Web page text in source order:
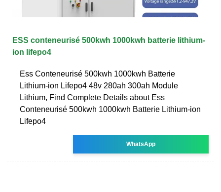
ESS conteneurisé 500kwh 1000kwh batterie lithium-
ion lifepo4
Ess Conteneurisé 500kwh 1000kwh Batterie
Lithium-ion Lifepo4 48v 280ah 300ah Module
Lithium, Find Complete Details about Ess
Conteneurisé 500kwh 1000kwh Batterie Lithium-ion
Lifepo4
WhatsApp